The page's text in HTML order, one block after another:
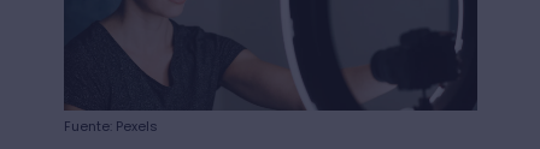
Fuente: Pexels